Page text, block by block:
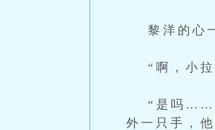
黎洋的心一
“啊，小拉
“是吗……”
外一只手，